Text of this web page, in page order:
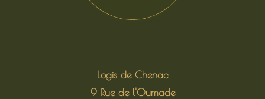
Logis de Chenac
9 Rue de l'Oumade